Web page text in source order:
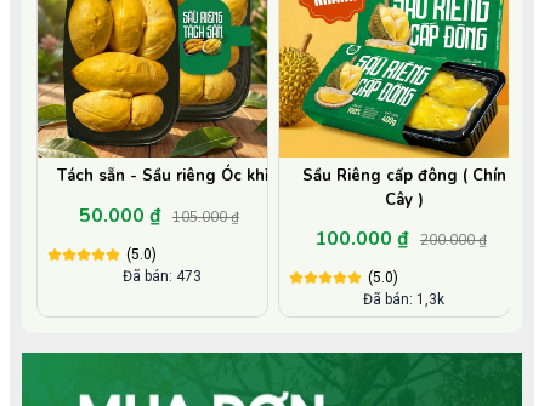
Tách sẵn - Sầu riêng Óc khỉ
50.000 ₫ 105.000 ₫
(5.0)
Đã bán: 473
Sầu Riêng cấp đông ( Chín
Cây )
100.000 ₫ 200.000 ₫
(5.0)
Đã bán: 1,3k